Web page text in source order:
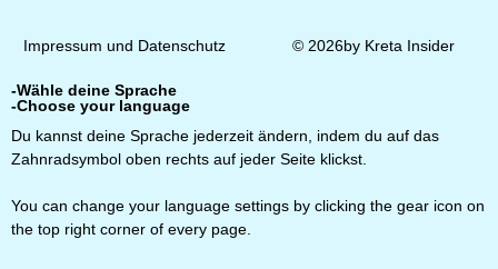
Impressum und Datenschutz © 2026by Kreta Insider
-Wähle deine Sprache
-Choose your language
Du kannst deine Sprache jederzeit ändern, indem du auf das
Zahnradsymbol oben rechts auf jeder Seite klickst.
You can change your language settings by clicking the gear icon on
the top right corner of every page.